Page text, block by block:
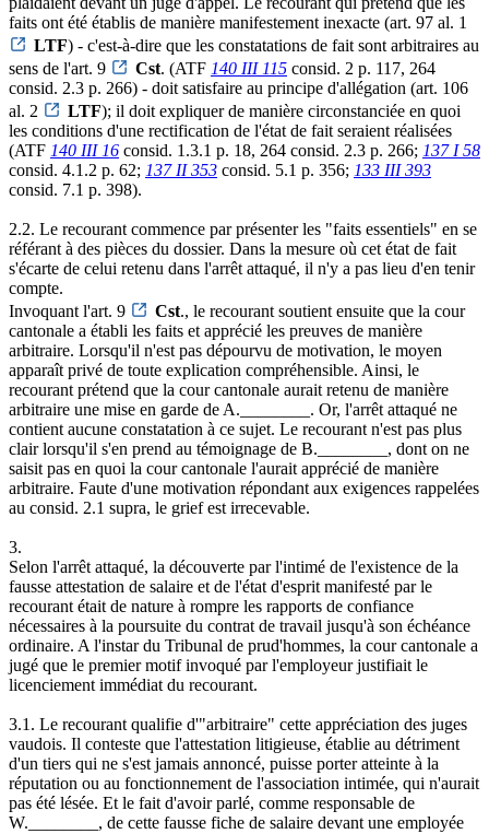
faits ont été établis de manière manifestement inexacte (art. 97 al. 1
LTF) - c'est-à-dire que les constatations de fait sont arbitraires au
sens de l'art. 9
Cst. (ATF 140 III 115 consid. 2 p. 117, 264
consid. 2.3 p. 266) - doit satisfaire au principe d'allégation (art. 106
al. 2
LTF); il doit expliquer de manière circonstanciée en quoi
les conditions d'une rectification de l'état de fait seraient réalisées
(ATF 140 III 16 consid. 1.3.1 p. 18, 264 consid. 2.3 p. 266; 137 I 58
consid. 4.1.2 p. 62; 137 II 353 consid. 5.1 p. 356; 133 III 393
consid. 7.1 p. 398).
2.2. Le recourant commence par présenter les "faits essentiels" en se
référant à des pièces du dossier. Dans la mesure où cet état de fait
s'écarte de celui retenu dans l'arrêt attaqué, il n'y a pas lieu d'en tenir
compte.
Invoquant l'art. 9
Cst., le recourant soutient ensuite que la cour
cantonale a établi les faits et apprécié les preuves de manière
arbitraire. Lorsqu'il n'est pas dépourvu de motivation, le moyen
apparaît privé de toute explication compréhensible. Ainsi, le
recourant prétend que la cour cantonale aurait retenu de manière
arbitraire une mise en garde de A.________. Or, l'arrêt attaqué ne
contient aucune constatation à ce sujet. Le recourant n'est pas plus
clair lorsqu'il s'en prend au témoignage de B.________, dont on ne
saisit pas en quoi la cour cantonale l'aurait apprécié de manière
arbitraire. Faute d'une motivation répondant aux exigences rappelées
au consid. 2.1 supra, le grief est irrecevable.
3.
Selon l'arrêt attaqué, la découverte par l'intimé de l'existence de la
fausse attestation de salaire et de l'état d'esprit manifesté par le
recourant était de nature à rompre les rapports de confiance
nécessaires à la poursuite du contrat de travail jusqu'à son échéance
ordinaire. A l'instar du Tribunal de prud'hommes, la cour cantonale a
jugé que le premier motif invoqué par l'employeur justifiait le
licenciement immédiat du recourant.
3.1. Le recourant qualifie d'"arbitraire" cette appréciation des juges
vaudois. Il conteste que l'attestation litigieuse, établie au détriment
d'un tiers qui ne s'est jamais annoncé, puisse porter atteinte à la
réputation ou au fonctionnement de l'association intimée, qui n'aurait
pas été lésée. Et le fait d'avoir parlé, comme responsable de
W.________, de cette fausse fiche de salaire devant une employée